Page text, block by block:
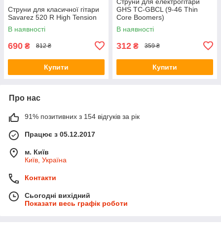
Струни для класичної гітари
Savarez 520 R High Tension
В наявності
690 ₴ 812 ₴
Купити
GHS TC-GBCL (9-46 Thin
Core Boomers)
В наявності
312 ₴ 359 ₴
Купити
Про нас
91% позитивних з 154 відгуків за рік
Працює з 05.12.2017
м. Київ
Київ, Україна
Контакти
Сьогодні вихідний
Показати весь графік роботи